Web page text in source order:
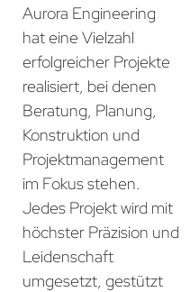
Aurora Engineering
hat eine Vielzahl
erfolgreicher Projekte
realisiert, bei denen
Beratung, Planung,
Konstruktion und
Projektmanagement
im Fokus stehen.
Jedes Projekt wird mit
höchster Präzision und
Leidenschaft
umgesetzt, gestützt